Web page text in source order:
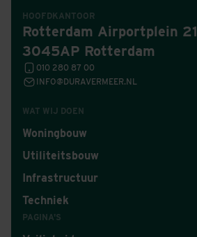
WAT WIJ DOEN
Woningbouw
Utiliteitsbouw
Infrastructuur
Techniek
PAGINA'S
HOOFDKANTOOR
Rotterdam Airportplein 21
3045AP Rotterdam
010 280 87 00
INFO@DURAVERMEER.NL